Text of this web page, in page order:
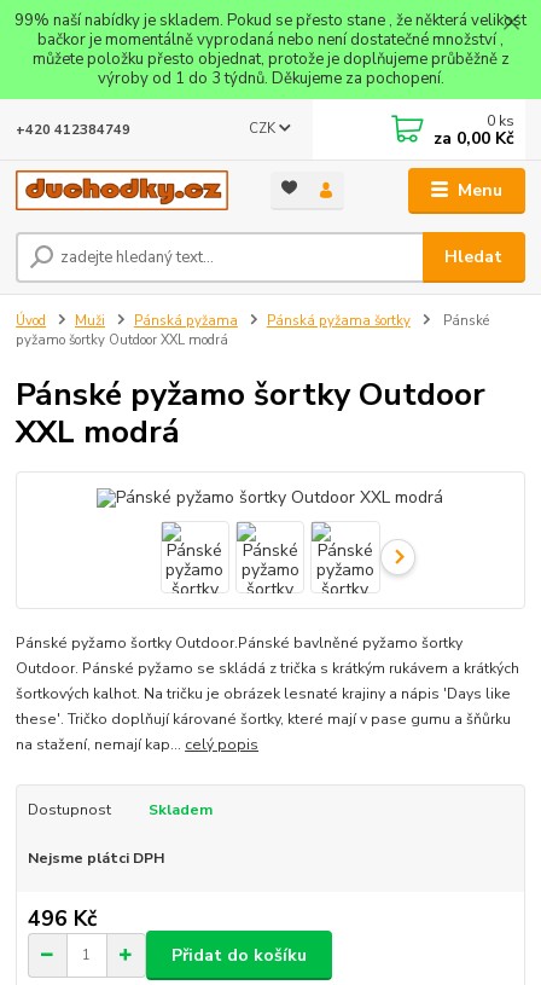
99% naší nabídky je skladem. Pokud se přesto stane , že některá velikost
bačkor je momentálně vyprodaná nebo není dostatečné množství ,
můžete položku přesto objednat, protože je doplňujeme průběžně z
výroby od 1 do 3 týdnů. Děkujeme za pochopení.
Menu
CZK
Hledat
+420 412384749 0 ks
za 0,00 Kč
Úvod Muži Pánská pyžama Pánská pyžama šortky
Pánské
pyžamo šortky Outdoor XXL modrá
Pánské pyžamo šortky Outdoor
XXL modrá
Pánské pyžamo šortky Outdoor.Pánské bavlněné pyžamo šortky
Outdoor. Pánské pyžamo se skládá z trička s krátkým rukávem a krátkých
šortkových kalhot. Na tričku je obrázek lesnaté krajiny a nápis 'Days like
these'. Tričko doplňují kárované šortky, které mají v pase gumu a šňůrku
na stažení, nemají kap... celý popis
Dostupnost Skladem
Nejsme plátci DPH
496 Kč
Přidat do košíku